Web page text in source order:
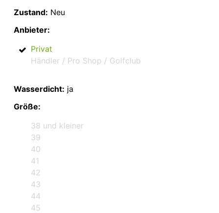
Zustand: Neu
Anbieter:
Privat
Händler / Pro Shop / Golfclub
Wasserdicht: ja
Größe:
38 und kleiner
39
40
41
42
43
44
45